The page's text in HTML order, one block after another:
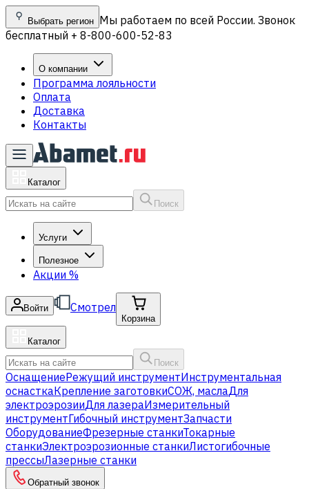
Выбрать регион Мы работаем по всей России. Звонок
бесплатный + 8-800-600-52-83
О компании
Программа лояльности
Оплата
Доставка
Контакты
Каталог
Поиск
Услуги
Полезное
Акции %
Войти Смотрел
Корзина
Каталог
Поиск
ОснащениеРежущий инструментИнструментальная
оснасткаКрепление заготовкиСОЖ, маслаДля
электроэрозииДля лазераИзмерительный
инструментГибочный инструментЗапчасти
ОборудованиеФрезерные станкиТокарные
станкиЭлектроэрозионные станкиЛистогибочные
прессыЛазерные станки
Обратный звонок